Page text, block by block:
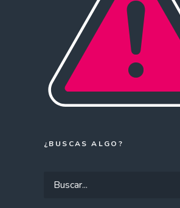
¿BUSCAS ALGO?